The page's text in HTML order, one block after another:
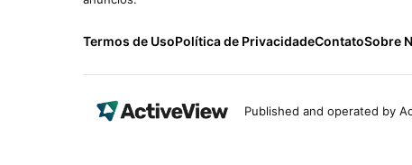
Termos de UsoPolítica de PrivacidadeContatoSobre
Published and operated by